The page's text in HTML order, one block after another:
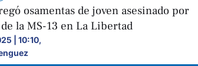
osamentas de joven asesinado por
la MS-13 en La Libertad
| 10:10,